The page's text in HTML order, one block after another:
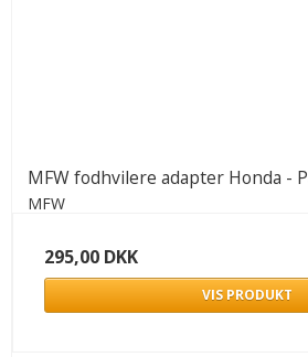
MFW fodhvilere adapter Honda -
MFW
295,00 DKK
VIS PRODUKT